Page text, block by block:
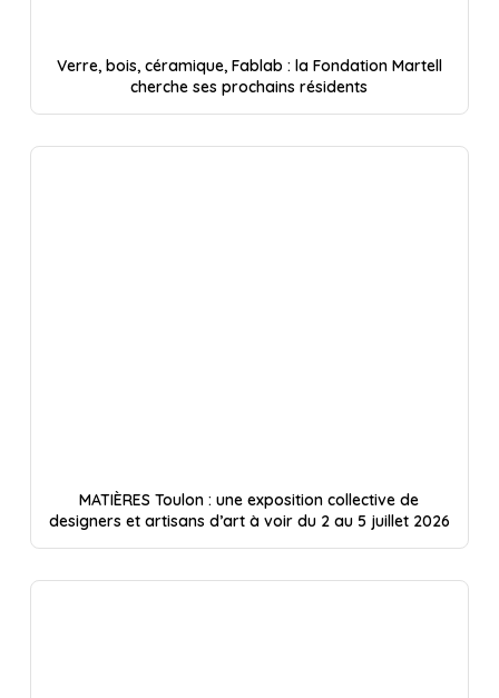
Verre, bois, céramique, Fablab : la Fondation Martell
cherche ses prochains résidents
MATIÈRES Toulon : une exposition collective de
designers et artisans d’art à voir du 2 au 5 juillet 2026